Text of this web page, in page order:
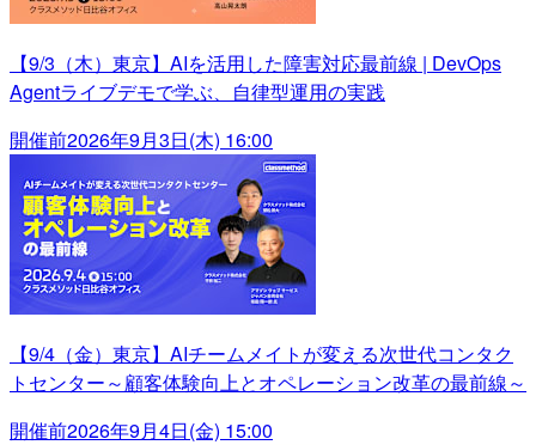
【9/3（木）東京】AIを活用した障害対応最前線 | DevOps
Agentライブデモで学ぶ、自律型運用の実践
開催前2026年9月3日(木) 16:00
【9/4（金）東京】AIチームメイトが変える次世代コンタク
トセンター～顧客体験向上とオペレーション改革の最前線～
開催前2026年9月4日(金) 15:00